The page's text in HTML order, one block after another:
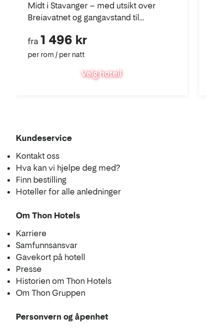
Midt i Stavanger – med utsikt over
Breiavatnet og gangavstand til
fra 1 496 kr
per rom / per natt
Velg hotell
Kundeservice
Kontakt oss
Hva kan vi hjelpe deg med?
Finn bestilling
Hoteller for alle anledninger
Om Thon Hotels
Karriere
Samfunnsansvar
Gavekort på hotell
Presse
Historien om Thon Hotels
Om Thon Gruppen
Personvern og åpenhet